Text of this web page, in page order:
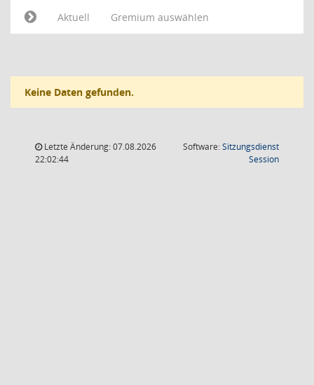
Aktuell
Gremium auswählen
Keine Daten gefunden.
Letzte Änderung: 07.08.2026
22:02:44
Software:Sitzungsdienst
Session(Wird in